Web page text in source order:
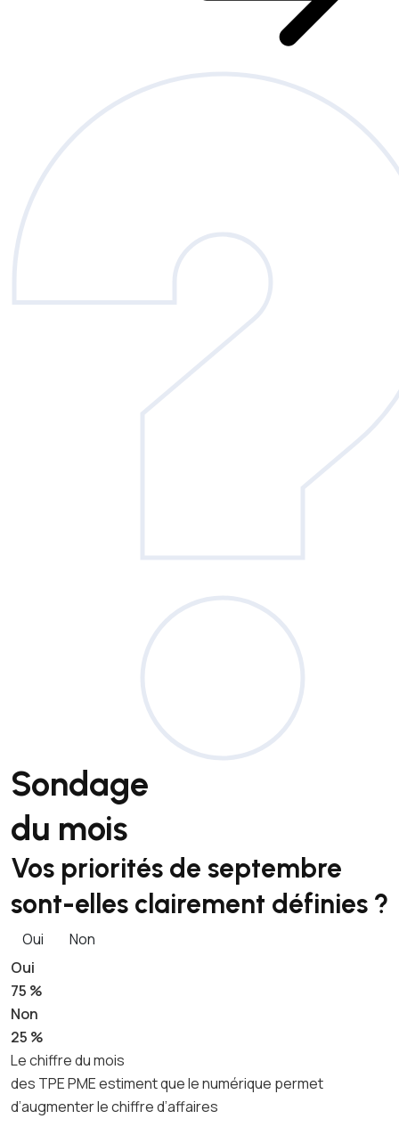
Sondage
du mois
Vos priorités de septembre
sont-elles clairement définies ?
Oui
Non
Oui
75 %
Non
25 %
Le chiffre du mois
des TPE PME estiment que le numérique permet
d’augmenter le chiffre d’affaires